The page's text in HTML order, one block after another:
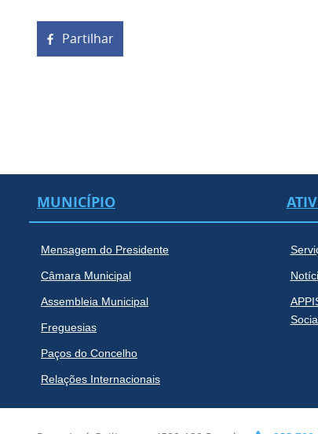
Partilhar
MUNICÍPIO
Mensagem do Presidente
Câmara Municipal
Assembleia Municipal
Freguesias
Paços do Concelho
Relações Internacionais